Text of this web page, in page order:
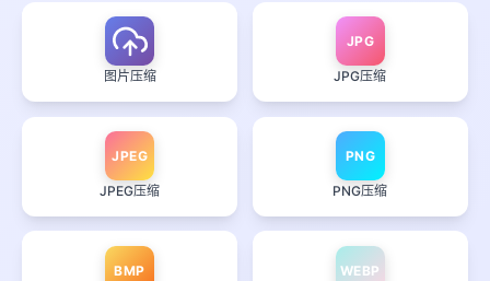
图片压缩
JPG
JPG压缩
JPEG
JPEG压缩
PNG
PNG压缩
BMP WEBP